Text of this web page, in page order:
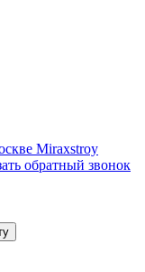
Miraxstroy
обратный звонок